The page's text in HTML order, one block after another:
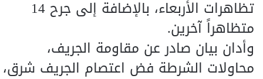
تظاهرات الأربعاء، بالإضافة إلى جرح 14
متظاهراً آخرين.
وأدان بيان صادر عن مقاومة الجريف،
محاولات الشرطة فض اعتصام الجريف شرق،